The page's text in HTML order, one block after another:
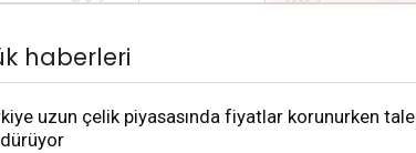
haberleri
uzun çelik piyasasında fiyatlar korunurken